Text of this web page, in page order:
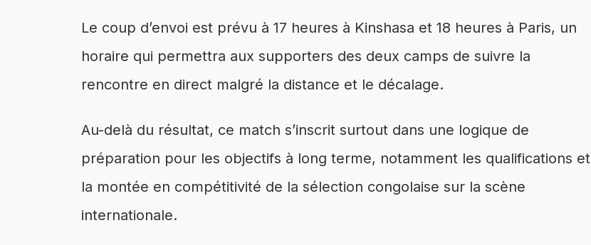
Le coup d’envoi est prévu à 17 heures à Kinshasa et 18 heures à Paris, un
horaire qui permettra aux supporters des deux camps de suivre la
rencontre en direct malgré la distance et le décalage.
Au-delà du résultat, ce match s’inscrit surtout dans une logique de
préparation pour les objectifs à long terme, notamment les qualifications et
la montée en compétitivité de la sélection congolaise sur la scène
internationale.